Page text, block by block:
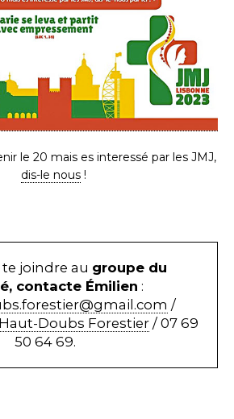
le 20 mais es interessé par les JMJ,
dis-le nous!
te joindre au groupe du
contacte Émilien :
/
Doubs Forestier/ 07 69
50 64 69.